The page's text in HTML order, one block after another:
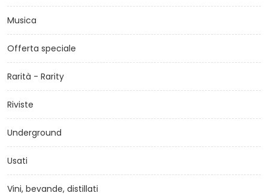
Musica
Offerta speciale
Rarità - Rarity
Riviste
Underground
Usati
Vini, bevande, distillati